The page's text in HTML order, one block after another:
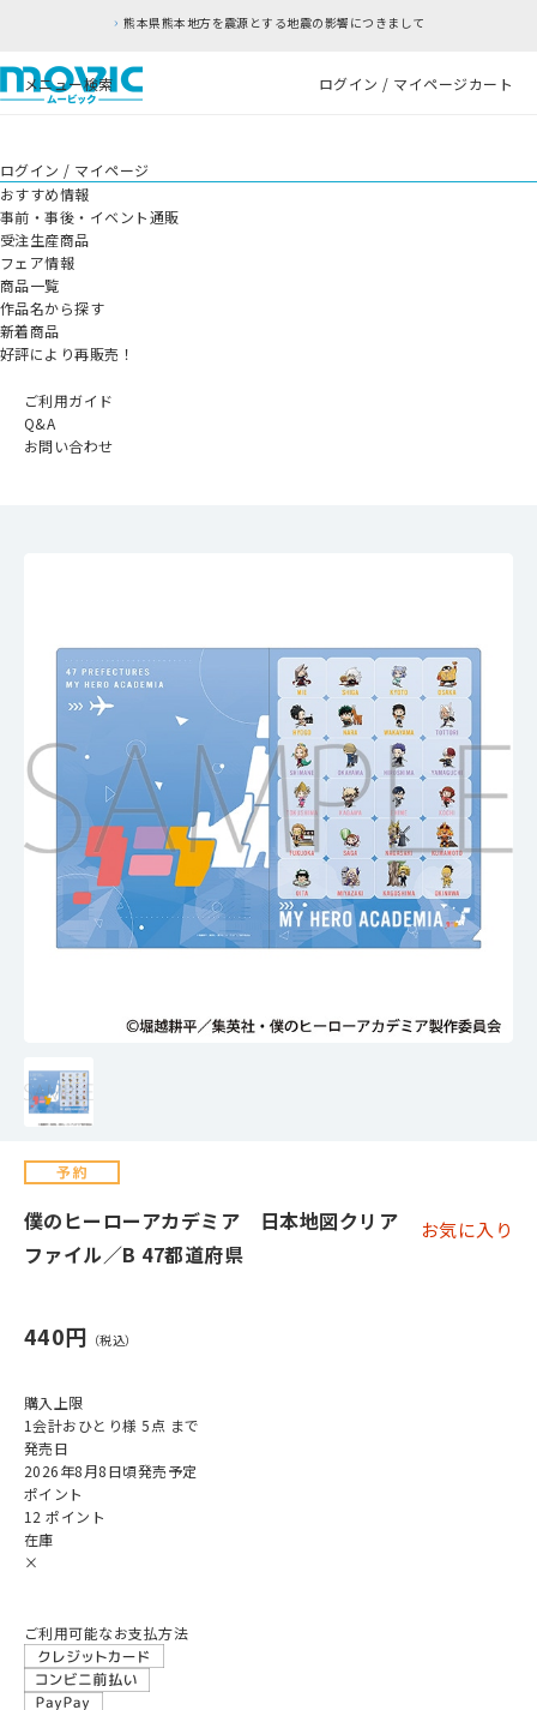
熊本県熊本地方を震源とする地震の影響につきまして
メニュー検索 ログイン / マイページカート
ログイン / マイページ
おすすめ情報
事前・事後・イベント通販
受注生産商品
フェア情報
商品一覧
作品名から探す
新着商品
好評により再販売！
ご利用ガイド
Q&A
お問い合わせ
僕のヒーローアカデミア 日本地図クリア
ファイル／B 47都道府県
お気に入り
440円
購入上限
1会計おひとり様 5点 まで
発売日
2026年8月8日頃発売予定
ポイント
12 ポイント
在庫
×
ご利用可能なお支払方法